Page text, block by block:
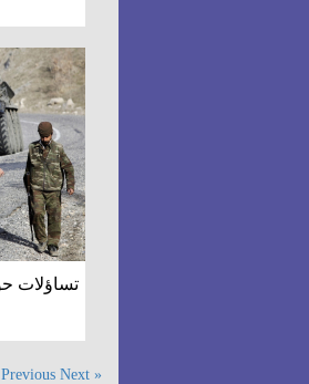
تساؤلات
« Previous
Next »